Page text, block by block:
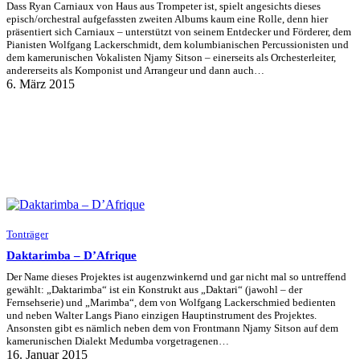
Dass Ryan Carniaux von Haus aus Trompeter ist, spielt angesichts dieses
episch/orchestral aufgefassten zweiten Albums kaum eine Rolle, denn hier
präsentiert sich Carniaux – unterstützt von seinem Entdecker und Förderer, dem
Pianisten Wolfgang Lackerschmidt, dem kolumbianischen Percussionisten und
dem kamerunischen Vokalisten Njamy Sitson – einerseits als Orchesterleiter,
andererseits als Komponist und Arrangeur und dann auch…
6. März 2015
Tonträger
Daktarimba – D’Afrique
Der Name dieses Projektes ist augenzwinkernd und gar nicht mal so untreffend
gewählt: „Daktarimba“ ist ein Konstrukt aus „Daktari“ (jawohl – der
Fernsehserie) und „Marimba“, dem von Wolfgang Lackerschmied bedienten
und neben Walter Langs Piano einzigen Hauptinstrument des Projektes.
Ansonsten gibt es nämlich neben dem von Frontmann Njamy Sitson auf dem
kamerunischen Dialekt Medumba vorgetragenen…
16. Januar 2015